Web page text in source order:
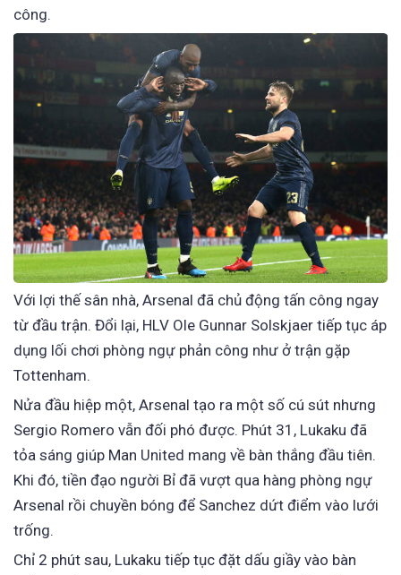
công.
Với lợi thế sân nhà, Arsenal đã chủ động tấn công ngay
từ đầu trận. Đổi lại, HLV Ole Gunnar Solskjaer tiếp tục áp
dụng lối chơi phòng ngự phản công như ở trận gặp
Tottenham.
Nửa đầu hiệp một, Arsenal tạo ra một số cú sút nhưng
Sergio Romero vẫn đối phó được. Phút 31, Lukaku đã
tỏa sáng giúp Man United mang về bàn thắng đầu tiên.
Khi đó, tiền đạo người Bỉ đã vượt qua hàng phòng ngự
Arsenal rồi chuyền bóng để Sanchez dứt điểm vào lưới
trống.
Chỉ 2 phút sau, Lukaku tiếp tục đặt dấu giầy vào bàn